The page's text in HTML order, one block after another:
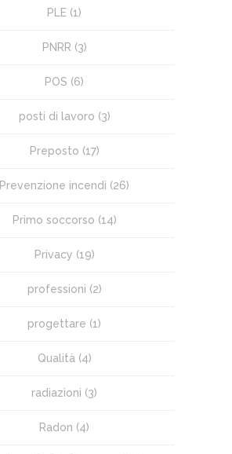
PLE (1)
PNRR (3)
POS (6)
posti di lavoro (3)
Preposto (17)
Prevenzione incendi (26)
Primo soccorso (14)
Privacy (19)
professioni (2)
progettare (1)
Qualità (4)
radiazioni (3)
Radon (4)